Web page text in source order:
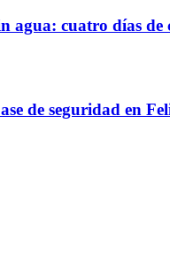
agua: cuatro días de
de seguridad en